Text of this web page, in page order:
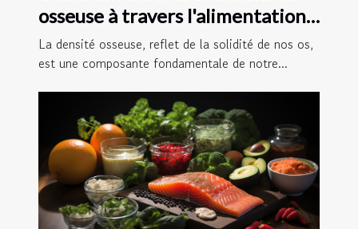
osseuse à travers l'alimentation :
les meilleurs aliments et
nutriments
La densité osseuse, reflet de la solidité de nos os,
est une composante fondamentale de notre...